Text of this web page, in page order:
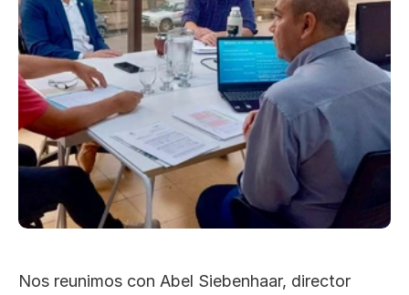
Nos reunimos con Abel Siebenhaar, director